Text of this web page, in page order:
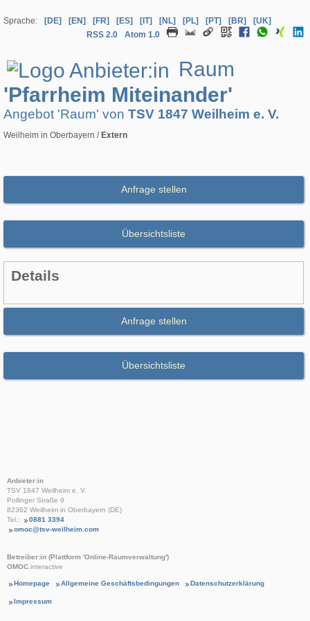
Sprache: [DE] [EN] [FR] [ES] [IT] [NL] [PL] [PT] [BR]
[UK]
RSS 2.0
Atom 1.0
Raum
'Pfarrheim Miteinander'
Angebot 'Raum' von TSV 1847 Weilheim e. V.
Weilheim in Oberbayern / Extern
Anfrage stellen
Übersichtsliste
Details
Anfrage stellen
Übersichtsliste
Anbieter:in
TSV 1847 Weilheim e. V.
Pollinger Straße 9
82362 Weilheim in Oberbayern (DE)
Tel.:
0881 3394
omoc@tsv-weilheim.com
Betreiber:in (Plattform 'Online-Raumverwaltung')
OMOC.interactive
Homepage Allgemeine Geschäftsbedingungen Datenschutzerklärung
Impressum